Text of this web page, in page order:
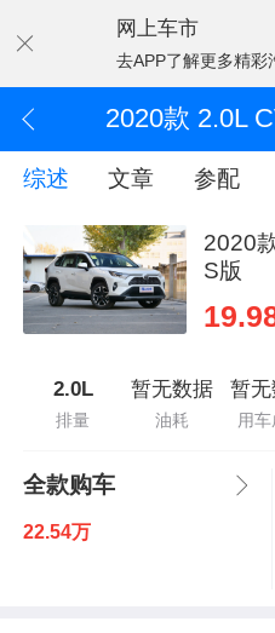
网上车市
去APP了解更多精彩
综述 文章 参配
2020
S版
2.0L
排量
暂无数据
油耗
暂
用车
全款购车
22.54万